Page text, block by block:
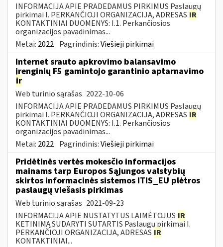
INFORMACIJA APIE PRADEDAMUS PIRKIMUS Paslaugų
pirkimai I. PERKANČIOJI ORGANIZACIJA, ADRESAS IR
KONTAKTINIAI DUOMENYS: I.1. Perkančiosios
organizacijos pavadinimas...
Metai: 2022 Pagrindinis:Viešieji pirkimai
Internet srauto apkrovimo balansavimo
įrenginių F5 gamintojo garantinio aptarnavimo
ir
Web turinio sąrašas 2022-10-06
INFORMACIJA APIE PRADEDAMUS PIRKIMUS Paslaugų
pirkimai I. PERKANČIOJI ORGANIZACIJA, ADRESAS IR
KONTAKTINIAI DUOMENYS: I.1. Perkančiosios
organizacijos pavadinimas...
Metai: 2022 Pagrindinis:Viešieji pirkimai
Pridėtinės vertės mokesčio informacijos
mainams tarp Europos Sąjungos valstybių
skirtos informacinės sistemos ITIS_EU plėtros
paslaugų viešasis pirkimas
Web turinio sąrašas 2021-09-23
INFORMACIJA APIE NUSTATYTUS LAIMĖTOJUS IR
KETINIMĄ SUDARYTI SUTARTIS Paslaugų pirkimai I.
PERKANČIOJI ORGANIZACIJA, ADRESAS IR
KONTAKTINIAI...